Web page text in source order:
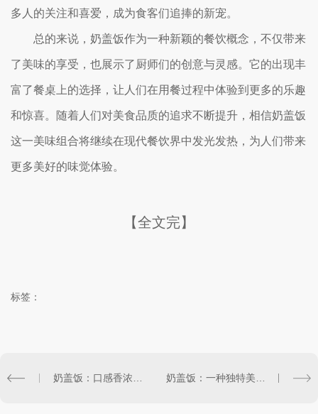
多人的关注和喜爱，成为食客们追捧的新宠。
总的来说，奶盖饭作为一种新颖的餐饮概念，不仅带来
了美味的享受，也展示了厨师们的创意与灵感。它的出现丰
富了餐桌上的选择，让人们在用餐过程中体验到更多的乐趣
和惊喜。随着人们对美食品质的追求不断提升，相信奶盖饭
这一美味组合将继续在现代餐饮界中发光发热，为人们带来
更多美好的味觉体验。
【全文完】
标签：